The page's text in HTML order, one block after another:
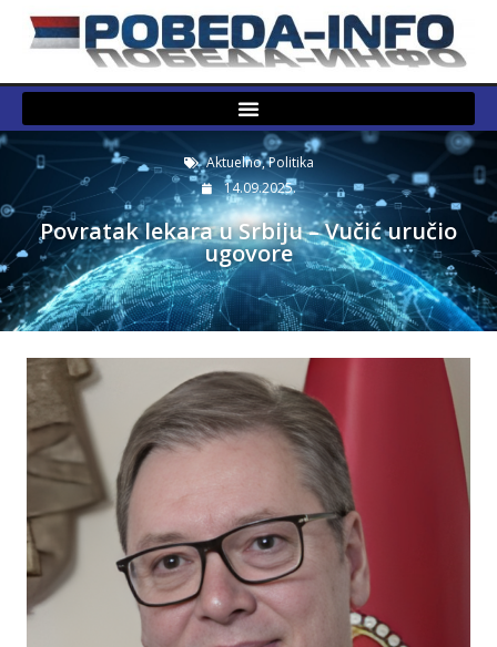
Aktuelno,Politika
14.09.2025.
Povratak lekara u Srbiju – Vučić uručio
ugovore